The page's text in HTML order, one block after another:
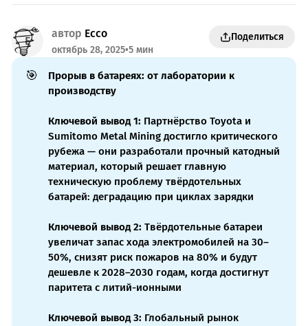
автор Ecco
октябрь 28, 2025•5 мин
Поделиться
🎯
Прорыв в батареях: от лаборатории к
производству
Ключевой вывод 1: Партнёрство Toyota и
Sumitomo Metal Mining достигло критического
рубежа — они разработали прочный катодный
материал, который решает главную
техническую проблему твёрдотельных
батарей: деградацию при циклах зарядки
Ключевой вывод 2: Твёрдотельные батареи
увеличат запас хода электромобилей на 30–
50%, снизят риск пожаров на 80% и будут
дешевле к 2028–2030 годам, когда достигнут
паритета с литий-ионными
Ключевой вывод 3: Глобальный рынок